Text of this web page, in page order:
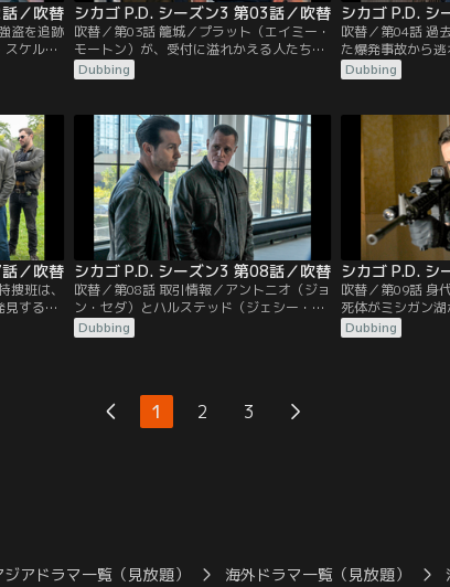
／吹替
盗を追跡
スケルチ
ジェラ
歳の少
シカゴ P.D. シーズン3 第03話／吹替
吹替／第03話 籠城／プラット（エイミー・
モートン）が、受付に溢れかえる人たちの
対応をしていた時、自分の行方不明の娘を
探してもらうために、一人の男が大胆な行
ビン・オコーナー）は、バニー（マーキ
ー・ポスト）が、過去の件をネタに訴訟を
起こそうとしていることをボイト（ジェイ
ソン・ベギー）に知らせる。
Dubbing
シカゴ P.D. シ
吹替／第04話 過
た爆発事故から
ン・ベギー）は
とオリンスキー
前に、何として
Dubbing
／吹替
捜班は、
する。
の学校
にして
シカゴ P.D. シーズン3 第08話／吹替
吹替／第08話 取引情報／アントニオ（ジョ
ン・セダ）とハルステッド（ジェシー・リ
ー・ソファー）が信頼を置く情報屋から、
麻薬密売の情報を入手した特捜班。捜査を
捜査を進めると、死体は政府関係の仕事を
していた者だと判明する。
Dubbing
シカゴ P.D. シ
吹替／第09話 身
死体がミシガン
（ジェイソン・
ラブが関係して
Dubbing
1 2 3
アドラマ一覧（見放題） 海外ドラマ一覧（見放題）